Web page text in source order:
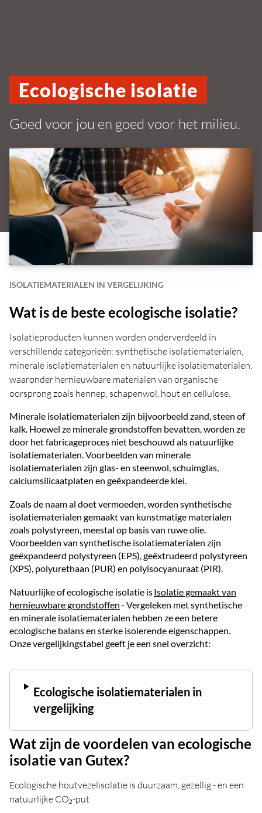
Ecologische isolatie
Goed voor jou en goed voor het milieu.
ISOLATIEMATERIALEN IN VERGELIJKING
Wat is de beste ecologische isolatie?
Isolatieproducten kunnen worden onderverdeeld in
verschillende categorieën: synthetische isolatiematerialen,
minerale isolatiematerialen en natuurlijke isolatiematerialen,
waaronder hernieuwbare materialen van organische
oorsprong zoals hennep, schapenwol, hout en cellulose.
Minerale isolatiematerialen zijn bijvoorbeeld zand, steen of
kalk. Hoewel ze minerale grondstoffen bevatten, worden ze
door het fabricageproces niet beschouwd als natuurlijke
isolatiematerialen. Voorbeelden van minerale
isolatiematerialen zijn glas- en steenwol, schuimglas,
calciumsilicaatplaten en geëxpandeerde klei.
Zoals de naam al doet vermoeden, worden synthetische
isolatiematerialen gemaakt van kunstmatige materialen
zoals polystyreen, meestal op basis van ruwe olie.
Voorbeelden van synthetische isolatiematerialen zijn
geëxpandeerd polystyreen (EPS), geëxtrudeerd polystyreen
(XPS), polyurethaan (PUR) en polyisocyanuraat (PIR).
Natuurlijke of ecologische isolatie isIsolatie gemaakt van
hernieuwbare grondstoffen- Vergeleken met synthetische
en minerale isolatiematerialen hebben ze een betere
ecologische balans en sterke isolerende eigenschappen.
Onze vergelijkingstabel geeft je een snel overzicht:
Ecologische isolatiematerialen in
vergelijking
Wat zijn de voordelen van ecologische
isolatie van Gutex?
Ecologische houtvezelisolatie is duurzaam, gezellig - en een
natuurlijke CO₂-put